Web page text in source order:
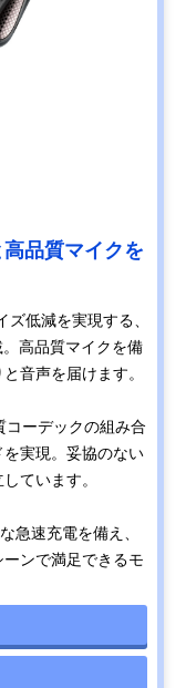
品質マイクを
低減を実現する、
高品質マイクを備
音声を届けます。
コーデックの組み合
実現。妥協のない
ています。
急速充電を備え、
ンで満足できるモ